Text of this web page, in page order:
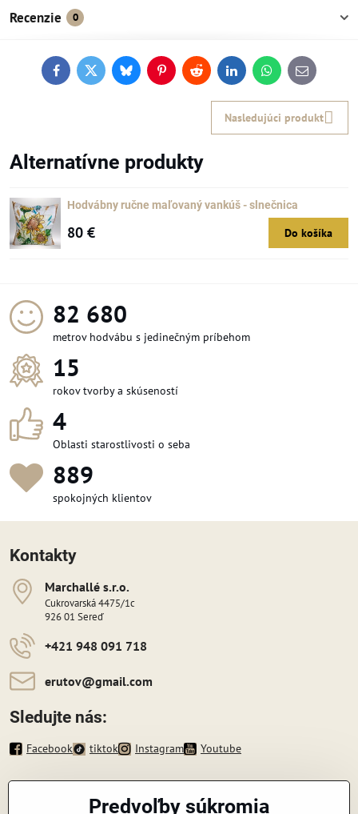
Recenzie 0
FacebookTwitterBlueskyPinterestReddit LinkedInWhatsApp
E-
mail
Nasledujúci produkt
Alternatívne produkty
Hodvábny ručne maľovaný vankúš - slnečnica
80 € Do košíka
91 584
metrov hodvábu s jedinečným príbehom
15
rokov tvorby a skúseností
4
Oblasti starostlivosti o seba
987
spokojných klientov
Kontakty
Marchallé s​​.r​​.o​​.
Cukrovarská 4475/1c
926 01 Sereď
+421 948 091 718
erutov​@gmail​.com
Sledujte nás:
Facebook tiktok Instagram Youtube
Predvoľby súkromia